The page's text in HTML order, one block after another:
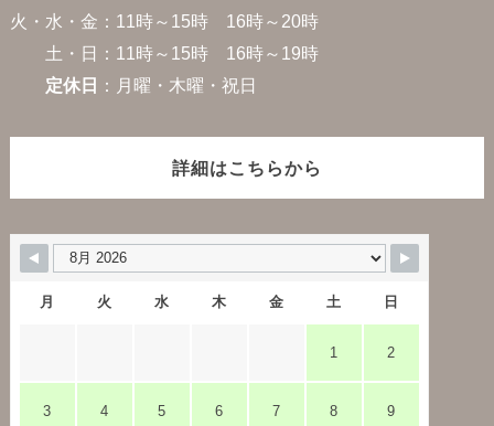
火・水・金：11時～15時 16時～20時
土・日：11時～15時 16時～19時
定休日
：月曜・木曜・祝日
詳細はこちらから
月 火 水 木 金 土 日
1 2
3 4 5 6 7 8 9